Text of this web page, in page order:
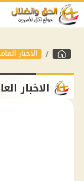
الاخبار
الاخبار